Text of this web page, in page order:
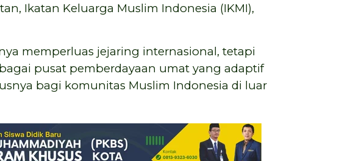
Ikatan Keluarga Muslim Indonesia (IKMI),
memperluas jejaring internasional, tetapi
pusat pemberdayaan umat yang adaptif
bagi komunitas Muslim Indonesia di luar